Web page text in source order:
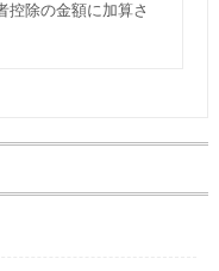
控除の金額に加算さ